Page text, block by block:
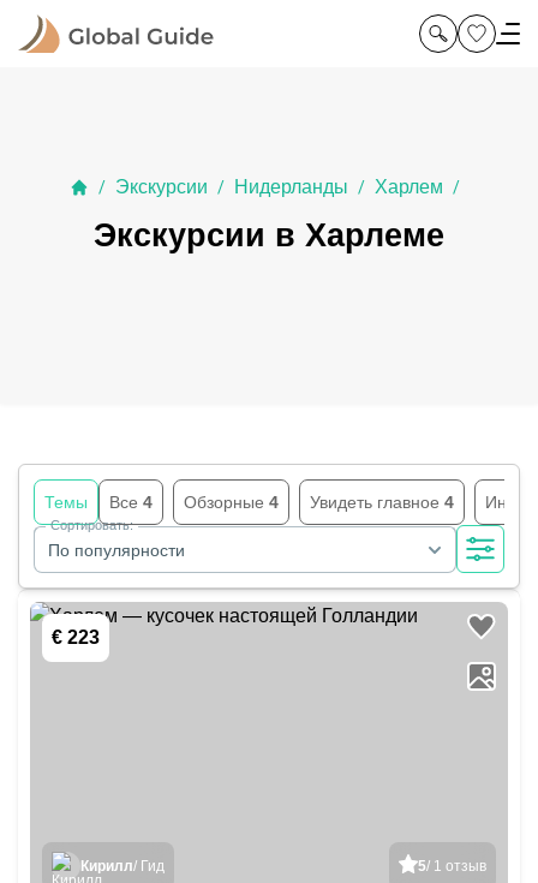
/ Экскурсии / Нидерланды / Харлем /
Экскурсии в Харлеме
Темы Все 4 Обзорные 4 Увидеть главное 4
По популярности
Сортировать:
€ 223
5/ 1 отзыв
Кирилл/ Гид